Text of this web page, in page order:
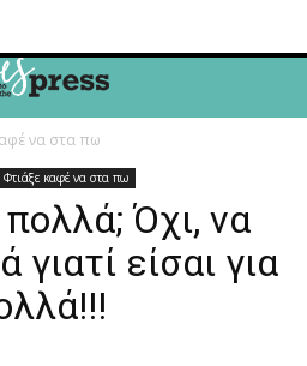
να στα πω
Φτιάξε καφέ να στα πω
Όχι, να
είσαι για